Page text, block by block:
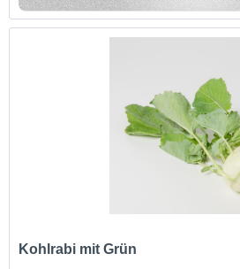
Kohlrabi mit Grün